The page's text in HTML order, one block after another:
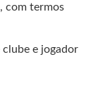
com termos
clube e jogador